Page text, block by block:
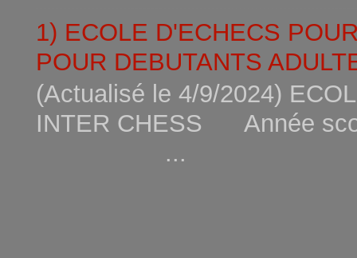
1) ECOLE D'ECHECS
POUR DEBUTANTS
(Actualisé le 4/9/2024)
INTER CHESS Année
...